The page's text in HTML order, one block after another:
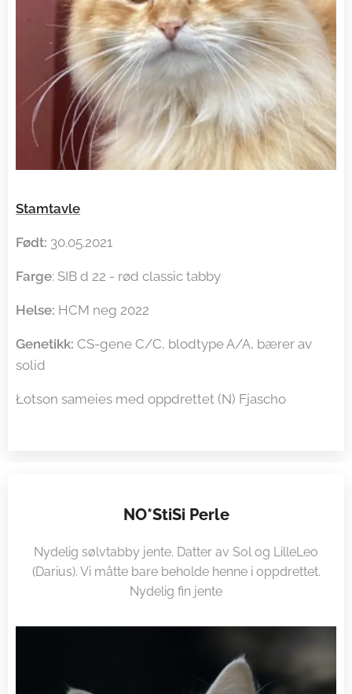
Stamtavle
Født: 30.05.2021
Farge: SIB d 22 - rød classic tabby
Helse: HCM neg 2022
Genetikk: CS-gene C/C, blodtype A/A, bærer av
solid
Łotson sameies med oppdrettet (N) Fjascho
NO*StiSi Perle
Nydelig sølvtabby jente. Datter av Sol og LilleLeo
(Darius). Vi måtte bare beholde henne i oppdrettet.
Nydelig fin jente